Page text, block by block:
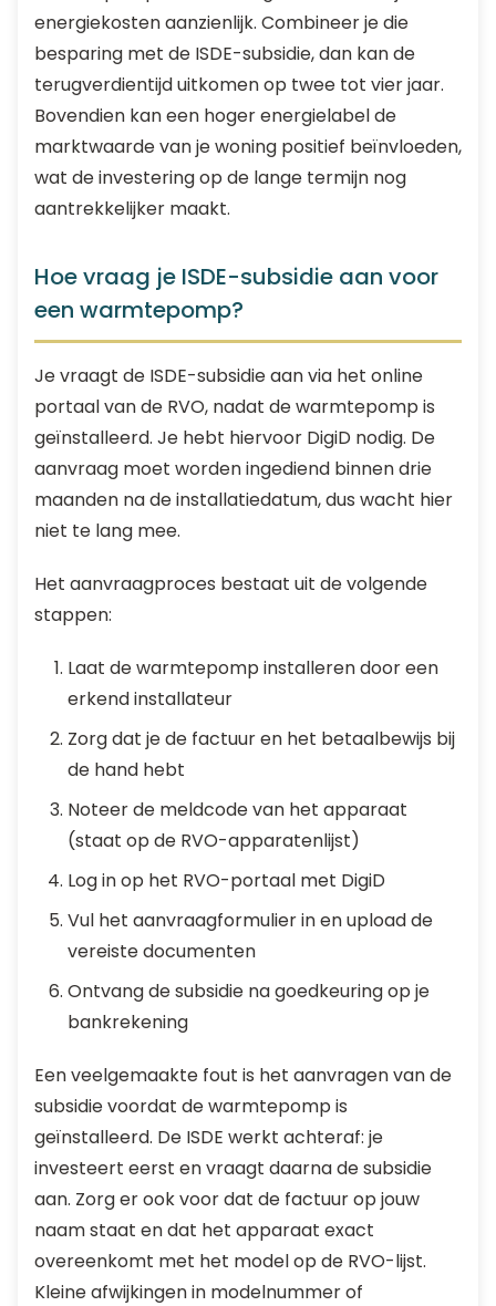
energiekosten aanzienlijk. Combineer je die
besparing met de ISDE-subsidie, dan kan de
terugverdientijd uitkomen op twee tot vier jaar.
Bovendien kan een hoger energielabel de
marktwaarde van je woning positief beïnvloeden,
wat de investering op de lange termijn nog
aantrekkelijker maakt.
Hoe vraag je ISDE-subsidie aan voor
een warmtepomp?
Je vraagt de ISDE-subsidie aan via het online
portaal van de RVO, nadat de warmtepomp is
geïnstalleerd. Je hebt hiervoor DigiD nodig. De
aanvraag moet worden ingediend binnen drie
maanden na de installatiedatum, dus wacht hier
niet te lang mee.
Het aanvraagproces bestaat uit de volgende
stappen:
Laat de warmtepomp installeren door een
erkend installateur
Zorg dat je de factuur en het betaalbewijs bij
de hand hebt
Noteer de meldcode van het apparaat
(staat op de RVO-apparatenlijst)
Log in op het RVO-portaal met DigiD
Vul het aanvraagformulier in en upload de
vereiste documenten
Ontvang de subsidie na goedkeuring op je
bankrekening
Een veelgemaakte fout is het aanvragen van de
subsidie voordat de warmtepomp is
geïnstalleerd. De ISDE werkt achteraf: je
investeert eerst en vraagt daarna de subsidie
aan. Zorg er ook voor dat de factuur op jouw
naam staat en dat het apparaat exact
overeenkomt met het model op de RVO-lijst.
Kleine afwijkingen in modelnummer of